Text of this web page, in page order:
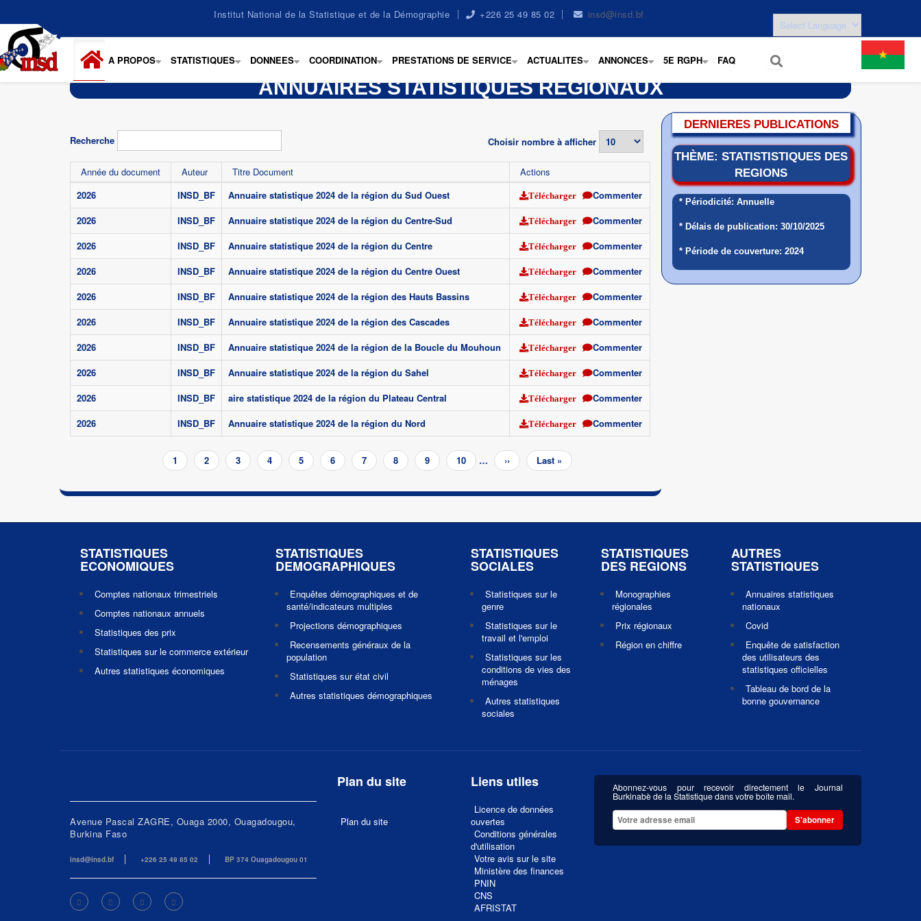
contenu
principal
Institut National de la Statistique et de la Démographie +226 25 49 85 02 insd@insd.bf
+
A PROPOS
+
STATISTIQUES
+
DONNEES
+
COORDINATION
+
PRESTATIONS DE SERVICE
+
ACTUALITES
+
ANNONCES
+
5E RGPH FAQ
ANNUAIRES STATISTIQUES REGIONAUX
Recherche Choisir nombre à afficher
Année du document Auteur Titre Document
Actions
2026
INSD_BF Annuaire statistique 2024 de la région du Sud Ouest Télécharger
Commenter
2026
INSD_BF Annuaire statistique 2024 de la région du Centre-Sud Télécharger
Commenter
2026
INSD_BF Annuaire statistique 2024 de la région du Centre Télécharger
Commenter
2026
INSD_BF Annuaire statistique 2024 de la région du Centre Ouest Télécharger
Commenter
2026
INSD_BF Annuaire statistique 2024 de la région des Hauts Bassins Télécharger
Commenter
2026
INSD_BF Annuaire statistique 2024 de la région des Cascades Télécharger
Commenter
2026
INSD_BF Annuaire statistique 2024 de la région de la Boucle du Mouhoun Télécharger
Commenter
2026
INSD_BF Annuaire statistique 2024 de la région du Sahel Télécharger
Commenter
2026
INSD_BF aire statistique 2024 de la région du Plateau Central Télécharger
Commenter
2026
INSD_BF Annuaire statistique 2024 de la région du Nord Télécharger Commenter
Page
courante
1 Page
2 Page
3 Page
4 Page
5 Page
6 Page
7 Page
8 Page
9 Page
10 …
Page
suivante
››
Dernière
page
Last »
DERNIERES PUBLICATIONS
THÈME: STATISTISTIQUES DES
REGIONS
* Périodicité: Annuelle
* Délais de publication: 30/10/2025
* Période de couverture: 2024
STATISTIQUES
ECONOMIQUES
Comptes nationaux trimestriels
Comptes nationaux annuels
Statistiques des prix
Statistiques sur le commerce extérieur
Autres statistiques économiques
STATISTIQUES
DEMOGRAPHIQUES
Enquêtes démographiques et de
santé/indicateurs multiples
Projections démographiques
Recensements généraux de la
population
Statistiques sur état civil
Autres statistiques démographiques
STATISTIQUES
SOCIALES
Statistiques sur le
genre
Statistiques sur le
travail et l'emploi
Statistiques sur les
conditions de vies des
ménages
Autres statistiques
sociales
STATISTIQUES
DES REGIONS
Monographies
régionales
Prix régionaux
Région en chiffre
AUTRES
STATISTIQUES
Annuaires statistiques
nationaux
Covid
Enquête de satisfaction
des utilisateurs des
statistiques officielles
Tableau de bord de la
bonne gouvernance
Avenue Pascal ZAGRE, Ouaga 2000, Ouagadougou,
Burkina Faso
insd@insd.bf +226 25 49 85 02 BP 374 Ouagadougou 01
Plan du site
Plan du site
Liens utiles
Licence de données
ouvertes
Conditions générales
d'utilisation
Votre avis sur le site
Ministère des finances
PNIN
CNS
AFRISTAT
Abonnez-vous pour recevoir directement le Journal
Burkinabè de la Statistique dans votre boîte mail.
S'abonner